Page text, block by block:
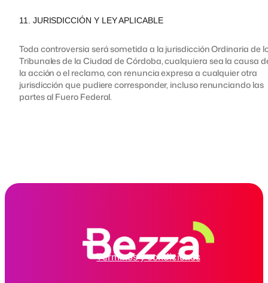
11. JURISDICCIÓN Y LEY APLICABLE
Toda controversia será sometida a la jurisdicción Ordinaria de
Tribunales de la Ciudad de Córdoba, cualquiera sea la causa
la acción o el reclamo, con renuncia expresa a cualquier otra
jurisdicción que pudiere corresponder, incluso renunciando las
partes al Fuero Federal.
Términos y condiciones